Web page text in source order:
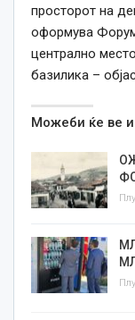
просторот на
оформува
централно
базилика –
Можеби ќе ве